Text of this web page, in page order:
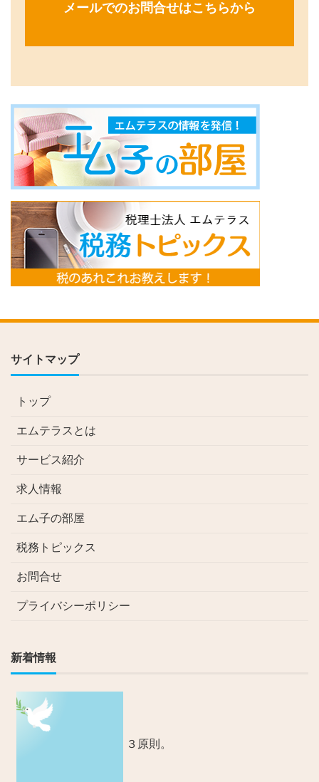
メールでのお問合せはこちらから
サイトマップ
トップ
エムテラスとは
サービス紹介
求人情報
エム子の部屋
税務トピックス
お問合せ
プライバシーポリシー
新着情報
３原則。